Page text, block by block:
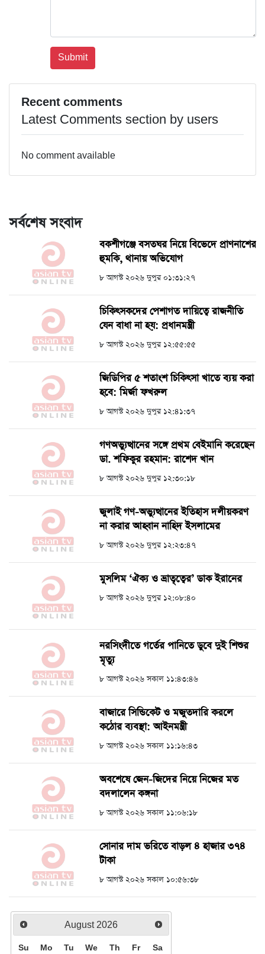
Recent comments
Latest Comments section by users
No comment available
সর্বশেষ সংবাদ
বকশীগঞ্জে বসতঘর নিয়ে বিভেদে প্রাণনাশের
হুমকি, থানায় অভিযোগ
৮ আগস্ট ২০২৬ দুপুর ০১:৩১:২৭
চিকিৎসকদের পেশাগত দায়িত্বে রাজনীতি
যেন বাধা না হয়: প্রধানমন্ত্রী
৮ আগস্ট ২০২৬ দুপুর ১২:৫৫:৫৫
জিডিপির ৫ শতাংশ চিকিৎসা খাতে ব্যয় করা
হবে: মির্জা ফখরুল
৮ আগস্ট ২০২৬ দুপুর ১২:৪১:৩৭
গণঅভ্যুত্থানের সঙ্গে প্রথম বেইমানি করেছেন
ডা. শফিকুর রহমান: রাশেদ খান
৮ আগস্ট ২০২৬ দুপুর ১২:৩০:১৮
জুলাই গণ-অভ্যুত্থানের ইতিহাস দলীয়করণ
না করার আহ্বান নাহিদ ইসলামের
৮ আগস্ট ২০২৬ দুপুর ১২:২৩:৪৭
মুসলিম ‘ঐক্য ও ভ্রাতৃত্বের’ ডাক ইরানের
৮ আগস্ট ২০২৬ দুপুর ১২:০৮:৪০
নরসিংদীতে গর্তের পানিতে ডুবে দুই শিশুর
মৃত্যু
৮ আগস্ট ২০২৬ সকাল ১১:৪৩:৪৬
বাজারে সিন্ডিকেট ও মজুতদারি করলে
কঠোর ব্যবস্থা: আইনমন্ত্রী
৮ আগস্ট ২০২৬ সকাল ১১:১৬:৪৩
অবশেষে জেন-জিদের নিয়ে নিজের মত
বদলালেন কঙ্গনা
৮ আগস্ট ২০২৬ সকাল ১১:০৬:১৮
সোনার দাম ভরিতে বাড়ল ৪ হাজার ৩৭৪
টাকা
৮ আগস্ট ২০২৬ সকাল ১০:৫৬:৩৮
August 2026
Su Mo Tu We Th Fr Sa